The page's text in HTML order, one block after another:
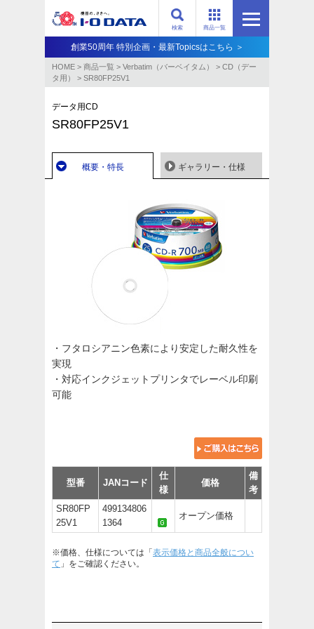
商品一覧
検索
創業50周年 特別企画・最新Topicsはこちら ＞
HOME > 商品一覧 > Verbatim（バーベイタム） > CD（デー
タ用）
> SR80FP25V1
データ用CD
SR80FP25V1
概要・特長 ギャラリー・仕様
・フタロシアニン色素により安定した耐久性を
実現
・対応インクジェットプリンタでレーベル印刷
可能
型番 JANコード
仕
様
価格
備
考
SR80FP
25V1
499134806
1364
オープン価格
※価格、仕様については「 表示価格と商品全般につい
て 」をご確認ください。